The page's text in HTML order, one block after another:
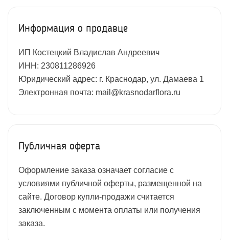
Информация о продавце
ИП Костецкий Владислав Андреевич
ИНН: 230811286926
Юридический адрес: г. Краснодар, ул. Дамаева 1
Электронная почта: mail@krasnodarflora.ru
Публичная оферта
Оформление заказа означает согласие с
условиями публичной оферты, размещенной на
сайте. Договор купли-продажи считается
заключенным с момента оплаты или получения
заказа.